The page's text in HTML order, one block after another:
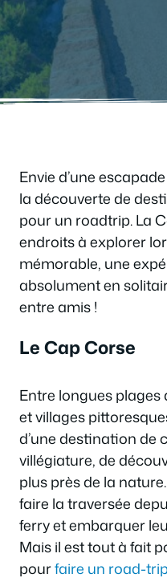
Envie d’une
la découverte de
pour un roadtrip. La
endroits à explorer
mémorable, une
absolument en
entre amis !
Le Cap Corse
Entre longues
et villages
d’une destination de
villégiature, de
plus près de la
faire la traversée
ferry et embarquer
Mais il est tout à fait
pourfaire un road-